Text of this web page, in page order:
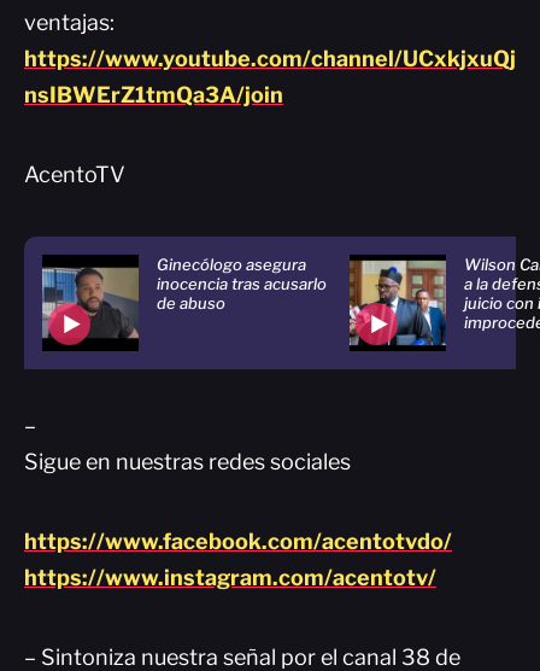
ventajas:
https://www.youtube.com/channel/UCxkjxuQj
nsIBWErZ1tmQa3A/join
AcentoTV
Ginecólogo asegura
inocencia tras acusarlo
de abuso
Wilson
a la
juicio con
–
Sigue en nuestras redes sociales
https://www.facebook.com/acentotvdo/
https://www.instagram.com/acentotv/
– Sintoniza nuestra señal por el canal 38 de